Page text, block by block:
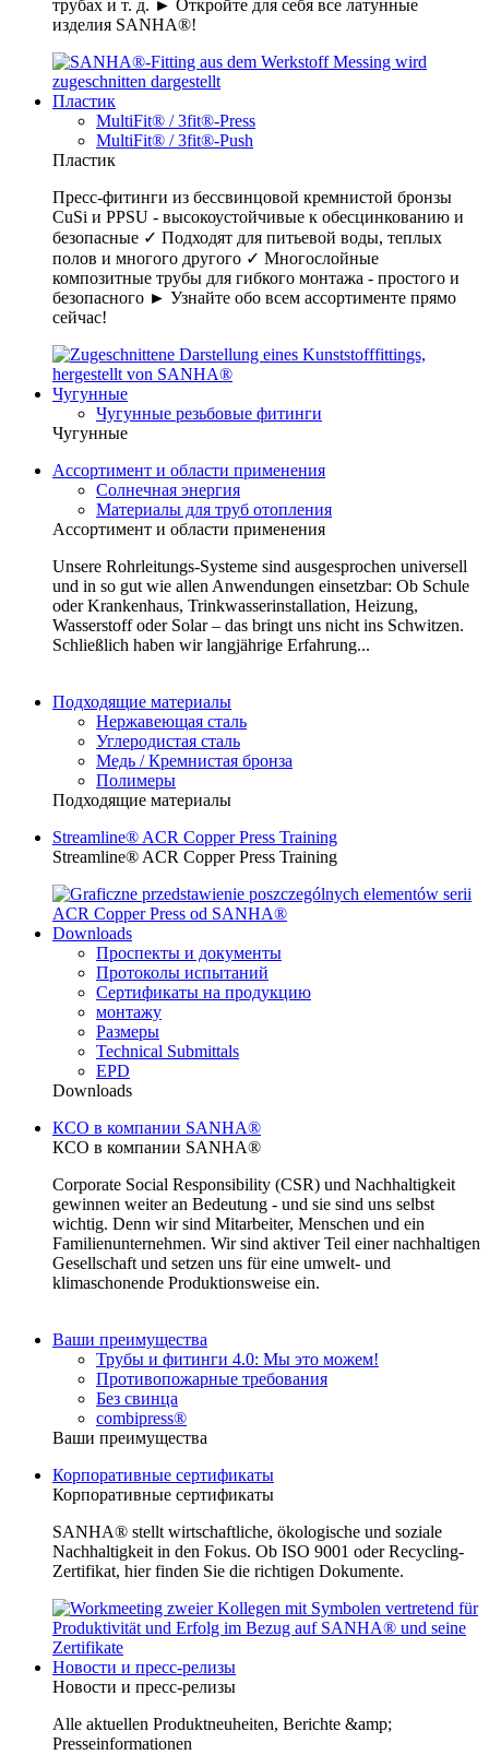
трубах и т. д. ► Откройте для себя все латунные
изделия SANHA®!
Пластик
MultiFit® / 3fit®-Press
MultiFit® / 3fit®-Push
Пластик
Пресс-фитинги из бессвинцовой кремнистой бронзы
CuSi и PPSU - высокоустойчивые к обесцинкованию и
безопасные ✓ Подходят для питьевой воды, теплых
полов и многого другого ✓ Многослойные
композитные трубы для гибкого монтажа - простого и
безопасного ► Узнайте обо всем ассортименте прямо
сейчас!
Чугунные
Чугунные резьбовые фитинги
Чугунные
Ассортимент и области применения
Солнечная энергия
Материалы для труб отопления
Ассортимент и области применения
Unsere Rohrleitungs-Systeme sind ausgesprochen universell
und in so gut wie allen Anwendungen einsetzbar: Ob Schule
oder Krankenhaus, Trinkwasserinstallation, Heizung,
Wasserstoff oder Solar – das bringt uns nicht ins Schwitzen.
Schließlich haben wir langjährige Erfahrung...
Подходящие материалы
Нержавеющая сталь
Углеродистая сталь
Медь / Кремнистая бронза
Полимеры
Подходящие материалы
Streamline® ACR Copper Press Training
Streamline® ACR Copper Press Training
Downloads
Проспекты и документы
Протоколы испытаний
Сертификаты на продукцию
монтажу
Размеры
Technical Submittals
EPD
Downloads
КСО в компании SANHA®
КСО в компании SANHA®
Corporate Social Responsibility (CSR) und Nachhaltigkeit
gewinnen weiter an Bedeutung - und sie sind uns selbst
wichtig. Denn wir sind Mitarbeiter, Menschen und ein
Familienunternehmen. Wir sind aktiver Teil einer nachhaltigen
Gesellschaft und setzen uns für eine umwelt- und
klimaschonende Produktionsweise ein.
Ваши преимущества
Трубы и фитинги 4.0: Мы это можем!
Противопожарные требования
Без свинца
combipress®
Ваши преимущества
Корпоративные сертификаты
Корпоративные сертификаты
SANHA® stellt wirtschaftliche, ökologische und soziale
Nachhaltigkeit in den Fokus. Ob ISO 9001 oder Recycling-
Zertifikat, hier finden Sie die richtigen Dokumente.
Новости и пресс-релизы
Новости и пресс-релизы
Alle aktuellen Produktneuheiten, Berichte &amp;
Presseinformationen